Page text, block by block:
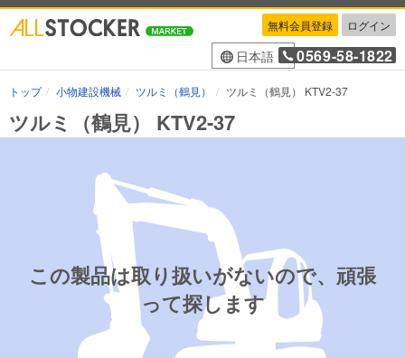
無料会員登録 ログイン
日本語 0569-58-1822
トップ 小物建設機械 ツルミ（鶴見） ツルミ（鶴見） KTV2-37
ツルミ（鶴見） KTV2-37
この製品は取り扱いがないので、頑張
って探します